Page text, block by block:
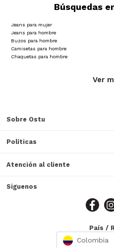
Búsquedas
Jeans para mujer
Jeans para hombre
Buzos para hombre
Camisetas para hombre
Chaquetas para hombre
Ver
Sobre Ostu
Políticas
Atención al cliente
Siguenos
País /
Colombia